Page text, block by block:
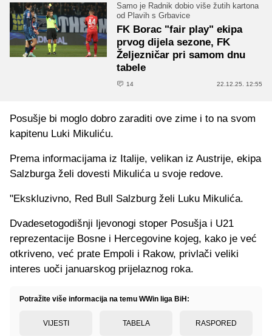
Samo je Radnik dobio više žutih kartona
od Plavih s Grbavice
FK Borac "fair play" ekipa
prvog dijela sezone, FK
Željezničar pri samom dnu
tabele
14 22.12.25. 12:55
Posušje bi moglo dobro zaraditi ove zime i to na svom
kapitenu Luki Mikuliću.
Prema informacijama iz Italije, velikan iz Austrije, ekipa
Salzburga želi dovesti Mikulića u svoje redove.
"Ekskluzivno, Red Bull Salzburg želi Luku Mikulića.
Dvadesetogodišnji ljevonogi stoper Posušja i U21
reprezentacije Bosne i Hercegovine kojeg, kako je već
otkriveno, već prate Empoli i Rakow, privlači veliki
interes uoči januarskog prijelaznog roka.
Potražite više informacija na temu WWin liga BiH:
VIJESTI TABELA RASPORED